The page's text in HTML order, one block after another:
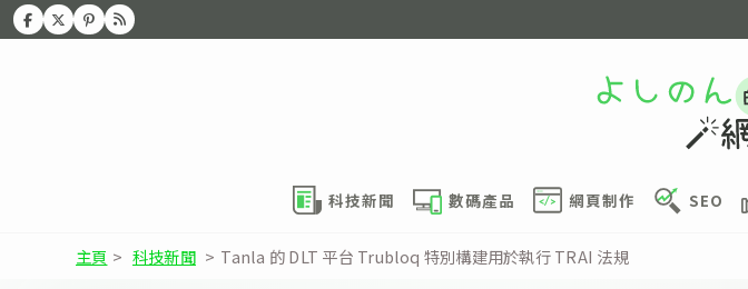
科技新聞 數碼產品 網頁制作 SEO
主頁 > 科技新聞 > Tanla 的 DLT 平台 Trubloq 特別構建用於執行 TRAI 法規